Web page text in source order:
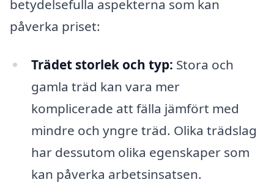
betydelsefulla aspekterna som kan
påverka priset:
Trädet storlek och typ: Stora och
gamla träd kan vara mer
komplicerade att fälla jämfört med
mindre och yngre träd. Olika trädslag
har dessutom olika egenskaper som
kan påverka arbetsinsatsen.